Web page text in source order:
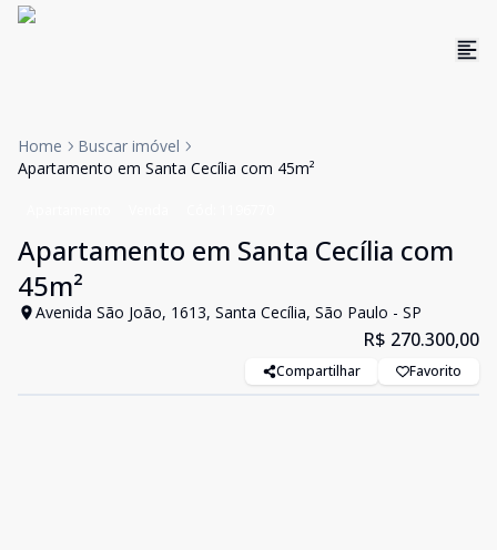
Home
Buscar imóvel
Apartamento em Santa Cecília com 45m²
Apartamento em Santa Cecília com
45m²
Avenida São João, 1613, Santa Cecília, São Paulo - SP
R$ 270.300,00
Compartilhar Favorito